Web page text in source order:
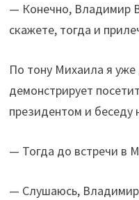
— Конечно, Владимир
скажете, тогда и
По тону Михаила я уже
демонстрирует
президентом и беседу
— Тогда до встречи в
— Слушаюсь,